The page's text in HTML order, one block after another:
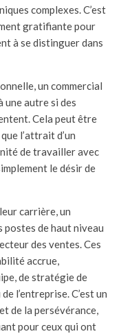
complexes. C’est
gratifiante pour
à se distinguer dans
un commercial
une autre si des
Cela peut être
l’attrait d’un
de travailler avec
le désir de
carrière, un
postes de haut niveau
des ventes. Ces
accrue,
de stratégie de
l’entreprise. C’est un
de la persévérance,
pour ceux qui ont